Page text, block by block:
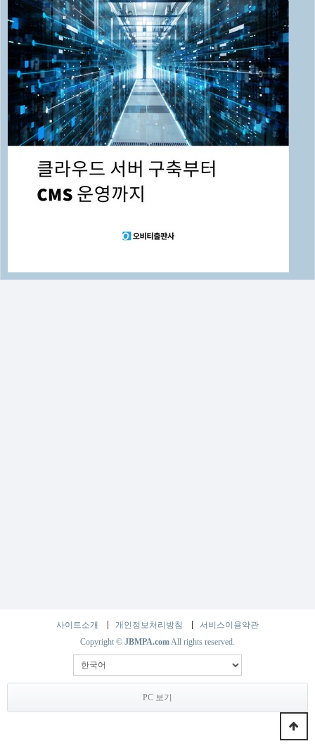
사이트소개 개인정보처리방침
서비스이용약관
Copyright © JBMPA.comAll rights reserved.
PC 보기